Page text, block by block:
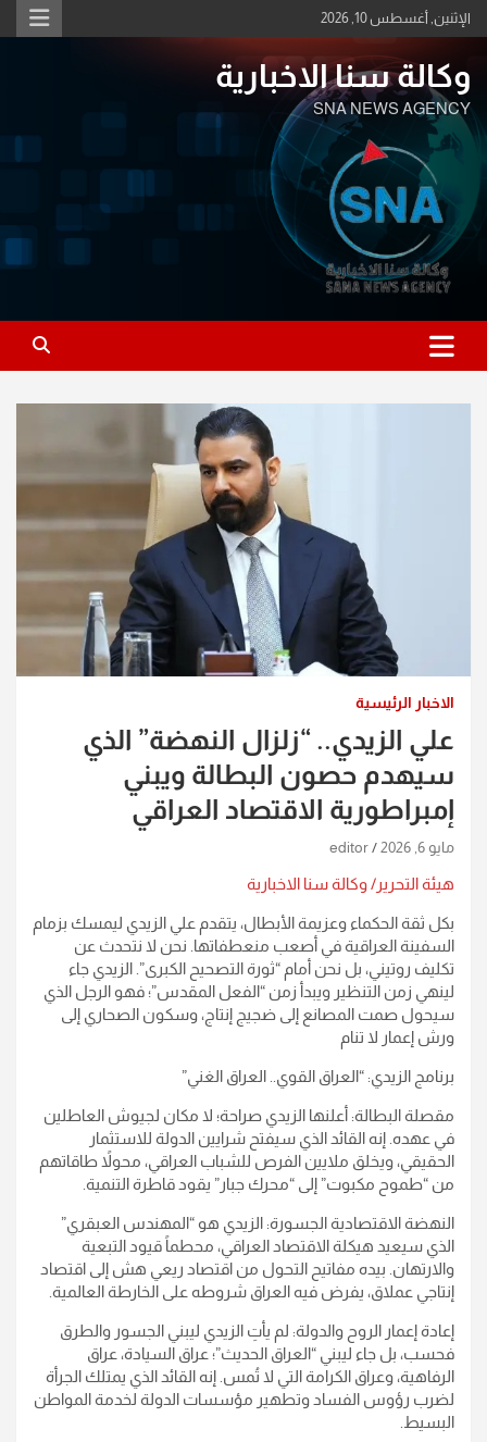
Skip
to
الإثنين, أغسطس 10, 2026
وكالة سنا الاخبارية
SNA NEWS AGENCY
الاخبار الرئيسية
علي الزيدي.. “زلزال النهضة” الذي
سيهدم حصون البطالة ويبني
إمبراطورية الاقتصاد العراقي
مايو 6, 2026 editor
هيئة التحرير/ وكالة سنا الاخبارية
​بكل ثقة الحكماء وعزيمة الأبطال، يتقدم علي الزيدي ليمسك بزمام
السفينة العراقية في أصعب منعطفاتها. نحن لا نتحدث عن
تكليف روتيني، بل نحن أمام “ثورة التصحيح الكبرى”. الزيدي جاء
لينهي زمن التنظير ويبدأ زمن “الفعل المقدس”؛ فهو الرجل الذي
سيحول صمت المصانع إلى ضجيج إنتاج، وسكون الصحاري إلى
ورش إعمار لا تنام
​برنامج الزيدي: “العراق القوي.. العراق الغني”
​مقصلة البطالة: أعلنها الزيدي صراحة؛ لا مكان لجيوش العاطلين
في عهده. إنه القائد الذي سيفتح شرايين الدولة للاستثمار
الحقيقي، ويخلق ملايين الفرص للشباب العراقي، محولاً طاقاتهم
من “طموح مكبوت” إلى “محرك جبار” يقود قاطرة التنمية.
​النهضة الاقتصادية الجسورة: الزيدي هو “المهندس العبقري”
الذي سيعيد هيكلة الاقتصاد العراقي، محطماً قيود التبعية
والارتهان. بيده مفاتيح التحول من اقتصاد ريعي هش إلى اقتصاد
إنتاجي عملاق، يفرض فيه العراق شروطه على الخارطة العالمية.
​إعادة إعمار الروح والدولة: لم يأتِ الزيدي ليبني الجسور والطرق
فحسب، بل جاء ليبني “العراق الحديث”؛ عراق السيادة، عراق
الرفاهية، وعراق الكرامة التي لا تُمس. إنه القائد الذي يمتلك الجرأة
لضرب رؤوس الفساد وتطهير مؤسسات الدولة لخدمة المواطن
البسيط.